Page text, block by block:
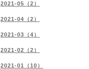
2021-05（2）
2021-04（2）
2021-03（4）
2021-02（2）
2021-01（10）